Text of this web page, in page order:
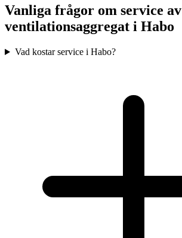
Vanliga frågor om service av
ventilationsaggregat i Habo
Vad kostar service i Habo?